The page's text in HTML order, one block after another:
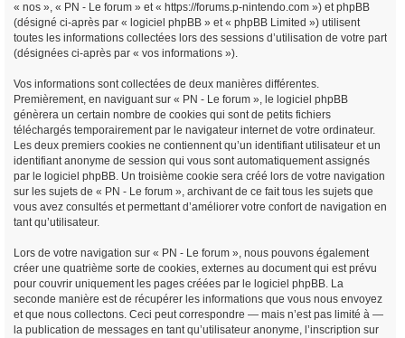
« nos », « PN - Le forum » et « https://forums.p-nintendo.com ») et phpBB
(désigné ci-après par « logiciel phpBB » et « phpBB Limited ») utilisent
toutes les informations collectées lors des sessions d’utilisation de votre part
(désignées ci-après par « vos informations »).
Vos informations sont collectées de deux manières différentes.
Premièrement, en naviguant sur « PN - Le forum », le logiciel phpBB
génèrera un certain nombre de cookies qui sont de petits fichiers
téléchargés temporairement par le navigateur internet de votre ordinateur.
Les deux premiers cookies ne contiennent qu’un identifiant utilisateur et un
identifiant anonyme de session qui vous sont automatiquement assignés
par le logiciel phpBB. Un troisième cookie sera créé lors de votre navigation
sur les sujets de « PN - Le forum », archivant de ce fait tous les sujets que
vous avez consultés et permettant d’améliorer votre confort de navigation en
tant qu’utilisateur.
Lors de votre navigation sur « PN - Le forum », nous pouvons également
créer une quatrième sorte de cookies, externes au document qui est prévu
pour couvrir uniquement les pages créées par le logiciel phpBB. La
seconde manière est de récupérer les informations que vous nous envoyez
et que nous collectons. Ceci peut correspondre — mais n’est pas limité à —
la publication de messages en tant qu’utilisateur anonyme, l’inscription sur